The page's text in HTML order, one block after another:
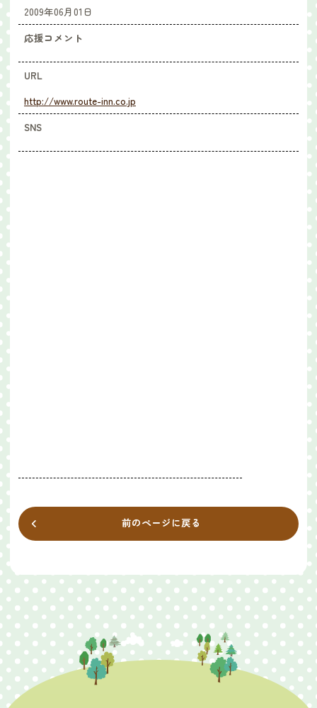
2009年06月01日
応援コメント
URL
http://www.route-inn.co.jp
SNS
前のページに戻る